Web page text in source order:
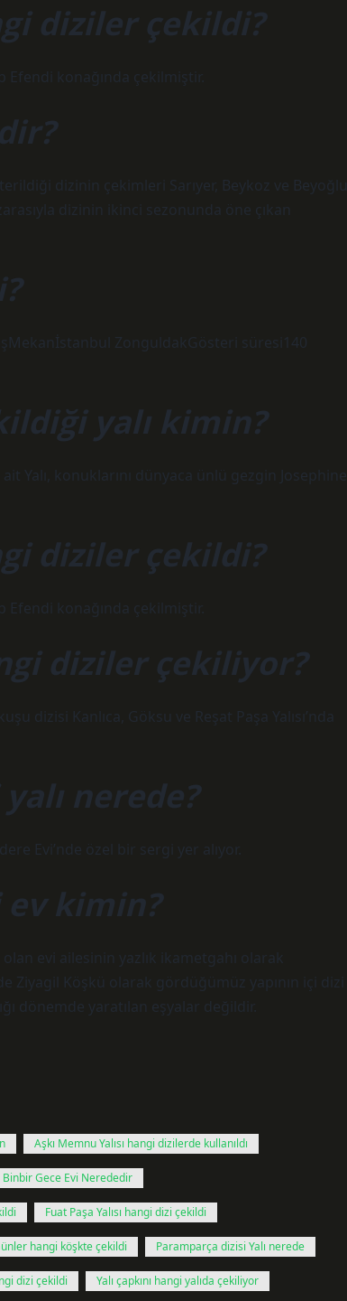
diziler çekildi?
Efendi konağında çekilmiştir.
dizinin çekimleri Sarıyer, Beykoz ve Beyoğlu
dizinin ikinci sezonunda öne çıkan
ZonguldakGösteri süresi140
yalı kimin?
Yalı, konuklarını dünyaca ünlü gezgin Josephine
diziler çekildi?
Efendi konağında çekilmiştir.
diziler çekiliyor?
dizisi Kanlıca, Göksu ve Reşat Paşa Yalısı’nda
nerede?
Evi’nde özel bir sergi yer alıyor.
kimin?
evi ailesinin yazlık ikametgahı olarak
Ziyagil Köşkü olarak gördüğümüz yapının içi dizi
dönemde yaratılan eşyalar değildir.
Aşkı Memnu Yalısı hangi dizilerde kullanıldı
Binbir Gece Evi Nerededir
Fuat Paşa Yalısı hangi dizi çekildi
hangi köşkte çekildi Paramparça dizisi Yalı nerede
dizi çekildi Yalı çapkını hangi yalıda çekiliyor